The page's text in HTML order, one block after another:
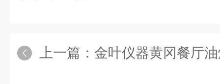
上一篇： 金叶仪器黄冈餐厅油烟浓